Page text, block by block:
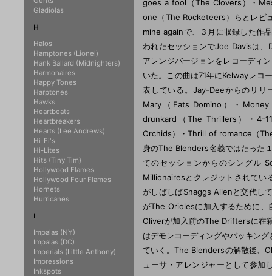
goes a fool（The Clovers）・
one（The Rocketeers）らとレビ
mine againで、３月に収録した作
われたセッションでJoe Davisは
アレンジバージョンをレコーディ
いた。この曲は71年にKelwayレコ
表している。Jay-Deeからのリ
Mary（Fats Domino）・
drunkard（The Thrillers）・4-
Orchids）・Thrill of romance（
身のThe Blenders名義ではたった
てのセッションからのシングル
Millionairesとクレジットされて
がしばしばSnaggs Allenと交代し
がThe Oriolesに加入するために、
Oliverが加入前のThe Driftersに在
はデモレコーディングやバッキン
ていく。The Blendersの解散後、
ューサ・アレンジャーとして参
Gladiolas
H
Halos
Hamptones (Lionel)
Hank Ballard (Midnighters)
Harmonaires
Happy Tones
Harptones
Hawks
Heartbeats
Heartbreakers
Hearts (Lee Andrews)
Hi-Fi's
Hi-Lites
Hits (Tiny Tim)
Hollywood Flames
Hollywood Four Flames
Hornets
Hurricanes
I
Impalas (NY)
Impalas (DC)
Imperials (Little Anthony)
Impressions
Inkspots